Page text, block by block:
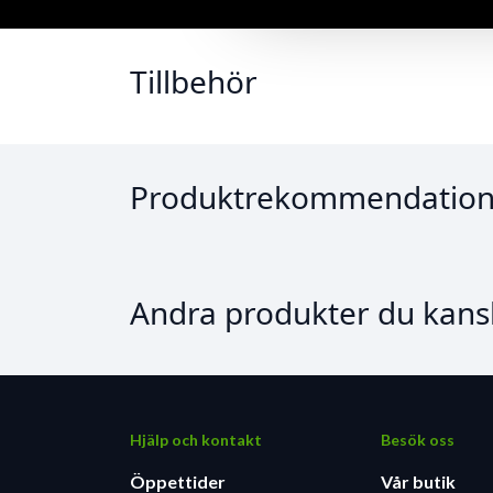
Tillbehör
Andra produkter du
Hjälp och kontakt
Öppettider
Besök oss
Vår butik